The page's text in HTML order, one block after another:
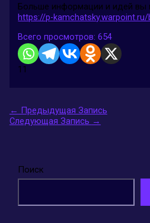
Больше информации и идей вы
https://p-kamchatsky.warpoint.ru/
Всего просмотров: 654
11
← Предыдущая Запись
Следующая Запись →
Поиск